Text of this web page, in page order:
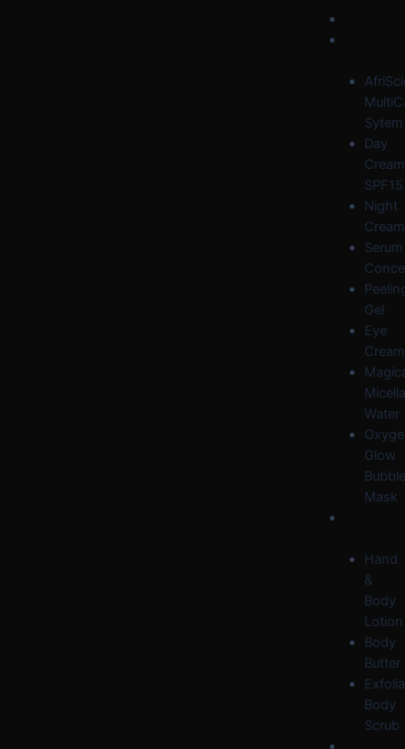
Sytem
Day
Cream
SPF15
Night
Cream
Serum
Gel
Eye
Cream
Water
Glow
Bubble
Mask
Hand
&
Body
Lotion
Body
Butter
Body
Scrub
Menu